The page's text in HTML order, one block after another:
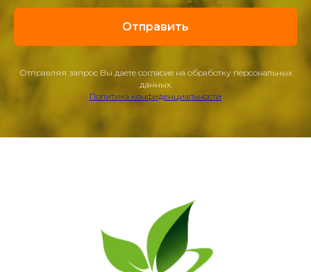
Отправить
Отправляя запрос Вы даете согласие на обработку персональных
данных.
Политика конфиденциальности